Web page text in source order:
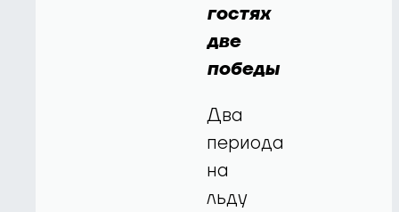
гостях
две
победы
Два
периода
на
льду